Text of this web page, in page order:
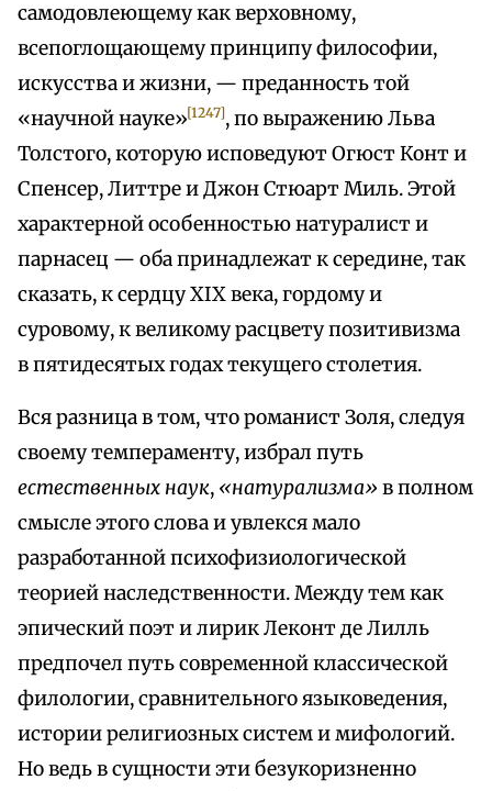
самодовлеющему как верховному,
всепоглощающему принципу философии,
искусства и жизни, — преданность той
«научной науке»[1247], по выражению Льва
Толстого, которую исповедуют Огюст Конт и
Спенсер, Литтре и Джон Стюарт Миль. Этой
характерной особенностью натуралист и
парнасец — оба принадлежат к середине, так
сказать, к сердцу XIX века, гордому и
суровому, к великому расцвету позитивизма
в пятидесятых годах текущего столетия.
Вся разница в том, что романист Золя, следуя
своему темпераменту, избрал путь
естественных наук, «натурализма» в полном
смысле этого слова и увлекся мало
разработанной психофизиологической
теорией наследственности. Между тем как
эпический поэт и лирик Леконт де Лилль
предпочел путь современной классической
филологии, сравнительного языковедения,
истории религиозных систем и мифологий.
Но ведь в сущности эти безукоризненно